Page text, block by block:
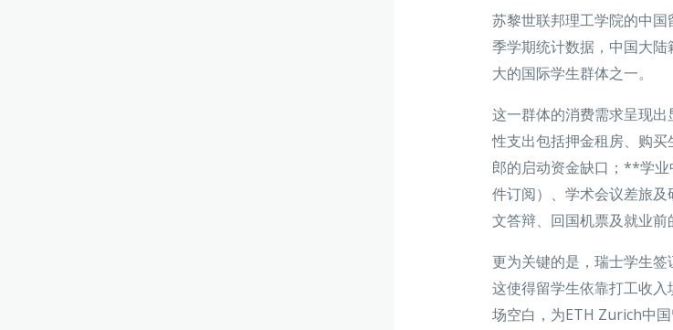
苏黎世联邦理工学院的中
季学期统计数据，中国大
大的国际学生群体之一。
这一群体的消费需求呈现
性支出包括押金租房、购
郎的启动资金缺口；**学
件订阅）、学术会议差旅
文答辩、回国机票及就业前
更为关键的是，瑞士学生
这使得留学生依靠打工收
场空白，为ETH Zurich中